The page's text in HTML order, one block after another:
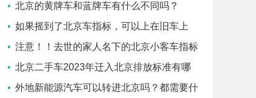
北京的黄牌车和蓝牌车有什么不同吗？
如果摇到了北京车指标，可以上在旧车上
吗？
注意！！去世的家人名下的北京小客车指标
需要怎么做才能过户给子
北京二手车2023年迁入北京排放标准有哪
些？盛昂小编告诉您！
外地新能源汽车可以转进北京吗？都需要什